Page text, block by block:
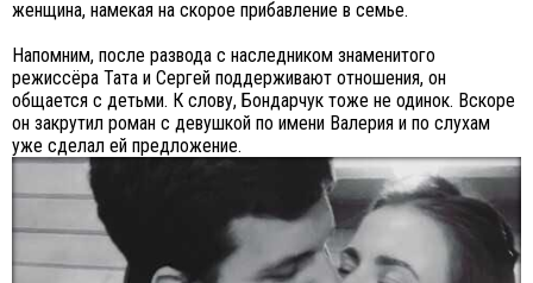
женщина, намекая на скорое прибавление в семье.
Напомним, после развода с наследником знаменитого
режиссёра Тата и Сергей поддерживают отношения, он
общается с детьми. К слову, Бондарчук тоже не одинок. Вскоре
он закрутил роман с девушкой по имени Валерия и по слухам
уже сделал ей предложение.